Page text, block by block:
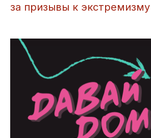
за призывы к экстремизму